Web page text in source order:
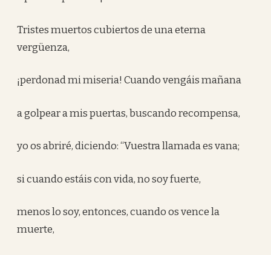
Tristes muertos cubiertos de una eterna
vergüenza,
¡perdonad mi miseria! Cuando vengáis mañana
a golpear a mis puertas, buscando recompensa,
yo os abriré, diciendo: “Vuestra llamada es vana;
si cuando estáis con vida, no soy fuerte,
menos lo soy, entonces, cuando os vence la
muerte,